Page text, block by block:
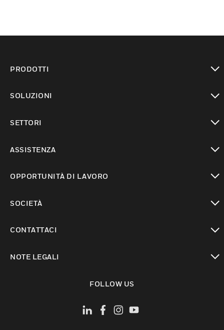
PRODOTTI
SOLUZIONI
SETTORI
ASSISTENZA
OPPORTUNITÀ DI LAVORO
SOCIETÀ
CONTATTACI
NOTE LEGALI
FOLLOW US